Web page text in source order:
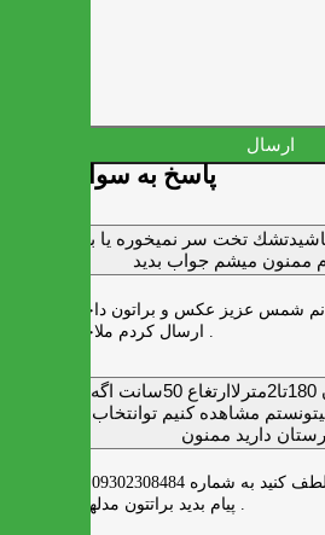
ارسال
پاسخ به سوالات شما
تخت سر نميخوره يا برنميگرده
ممنون ميشم جواب بديد
شمس عزیز عکس و براتون داخل واتس اپ
میزتلویزیون 180تا2مترلاارتغاع 50سانت اگه
مشاهده کنیم توانتخاب راحت‌تر
دارید ممنون
پیام بدید براتتون مدلها رو بفرستیم .